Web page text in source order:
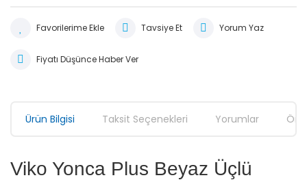
Tavsiye Et Yorum Yaz
Fiyatı Düşünce Haber Ver
Ürün Bilgisi Taksit Seçenekleri Yorumlar
Viko Yonca Plus Beyaz Üçlü